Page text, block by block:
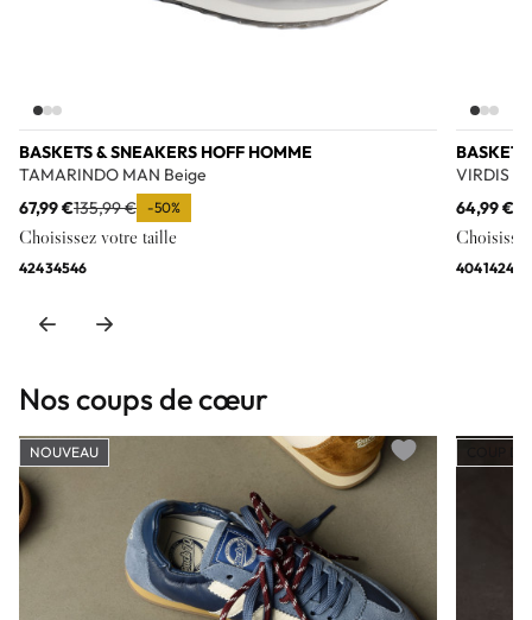
BASKETS & SNEAKERS HOFF HOMME
TAMARINDO MAN Beige
67,99 €135,99 € -50%
Choisissez votre taille
42434546
VIRDIS
64,99 €
40414244
Nos coups de cœur
NOUVEAU
Add to wishlist